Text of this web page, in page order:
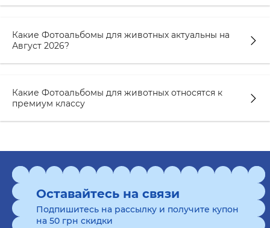
Какие Фотоальбомы для животных актуальны на
Август 2026?
Какие Фотоальбомы для животных относятся к
премиум классу
Оставайтесь на связи
Подпишитесь на рассылку и получите купон
на 50 грн скидки